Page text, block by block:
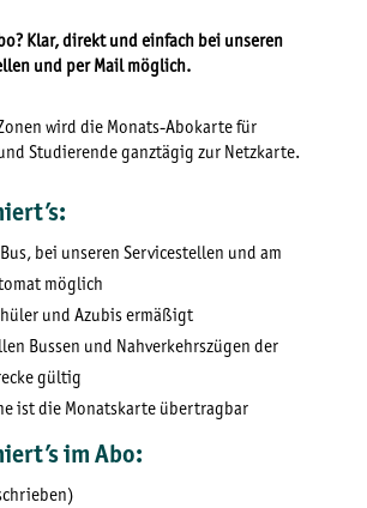
Klar, direkt und einfach bei unseren
und per Mail möglich.
wird die Monats-Abokarte für
Studierende ganztägig zur Netzkarte.
bei unseren Servicestellen und am
möglich
und Azubis ermäßigt
Bussen und Nahverkehrszügen der
gültig
ist die Monatskarte übertragbar
im Abo: